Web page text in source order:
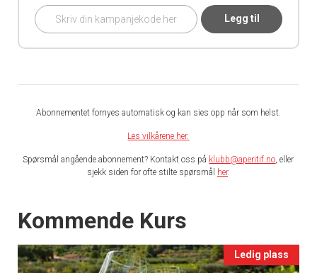
Legg til
Abonnementet fornyes automatisk og kan sies opp når som helst.
Les vilkårene her.
Spørsmål angående abonnement? Kontakt oss på klubb@aperitif.no, eller
sjekk siden for ofte stilte spørsmål her.
Events
Kommende Kurs
Ledig plass